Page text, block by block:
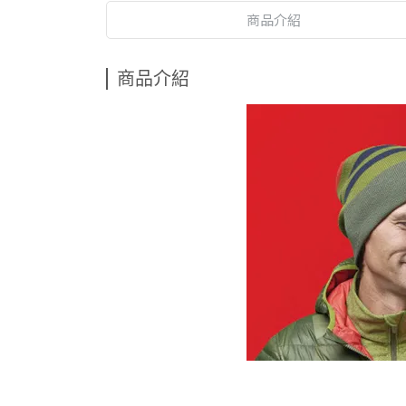
商品介紹
商品介紹